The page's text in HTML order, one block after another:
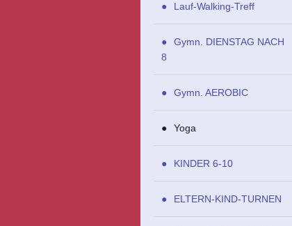
Lauf-Walking-Treff
Gymn. DIENSTAG NACH
8
Gymn. AEROBIC
Yoga
KINDER 6-10
ELTERN-KIND-TURNEN